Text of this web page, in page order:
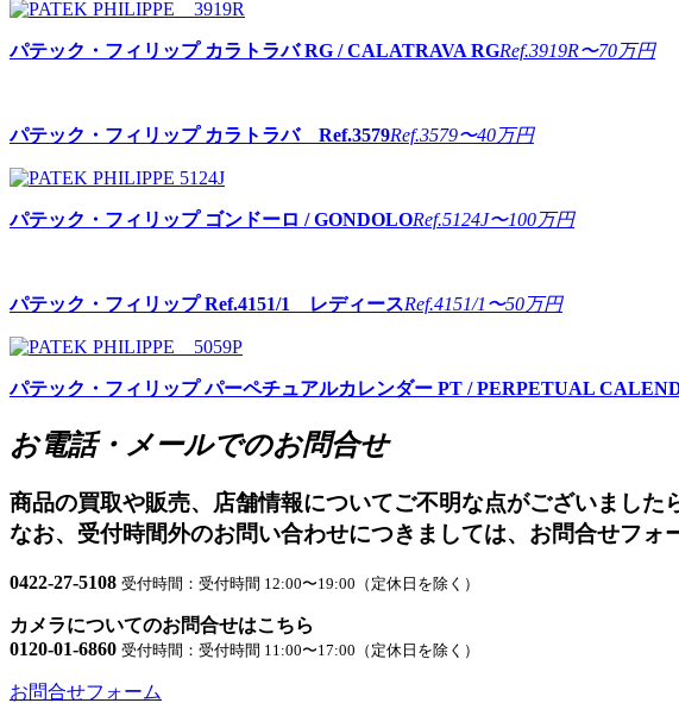
パテック・フィリップ カラトラバ RG / CALATRAVA RGRef.3919R〜70万円
パテック・フィリップ カラトラバ Ref.3579Ref.3579〜40万円
パテック・フィリップ ゴンドーロ / GONDOLORef.5124J〜100万円
パテック・フィリップ Ref.4151/1 レディースRef.4151/1 〜50万円
パテック・フィリップ パーペチュアルカレンダー PT / PERPETUAL
お電話・メールでのお問合せ
商品の買取や販売、店舗情報についてご不明な点がございました
なお、受付時間外のお問い合わせにつきましては、お問合せフォ
0422-27-5108 受付時間：受付時間 12:00〜19:00（定休日を除く）
カメラについてのお問合せはこちら
0120-01-6860 受付時間：受付時間 11:00〜17:00（定休日を除く）
お問合せフォーム